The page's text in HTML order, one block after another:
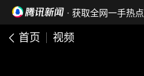
· 获取全网一手热点
首页 视频